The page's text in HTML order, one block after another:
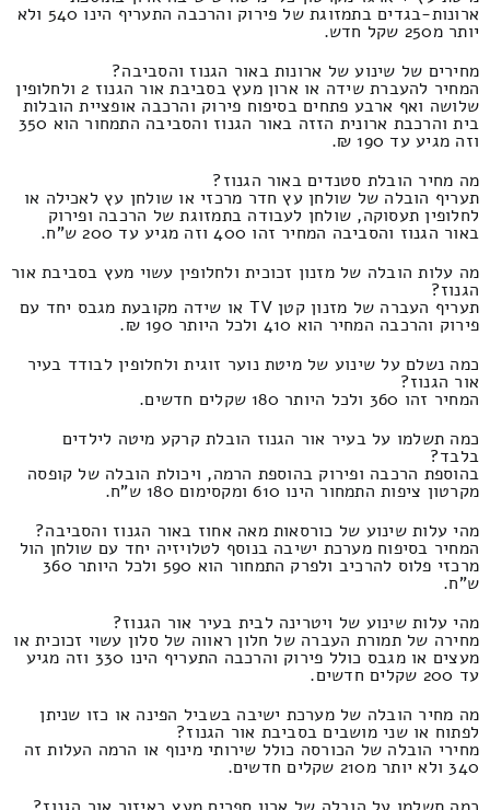
ארונות-בגדים בתמזוגת של פירוק והרכבה התעריף הינו 540 ולא
יותר מ250 שקל חדש.
מחירים של שינוע של ארונות באור הגנוז והסביבה?
המחיר להעברת שידה או ארון מעץ בסביבת אור הגנוז 2 ולחלופין
שלושה ואף ארבע פתחים בסיפוח פירוק והרכבה אופציית הובלות
בית והרכבת ארונית הזזה באור הגנוז והסביבה התמחור הוא 350
וזה מגיע עד 190 ₪.
מה מחיר הובלת סטנדים באור הגנוז?
תעריף הובלה של שולחן עץ חדר מרכזי או שולחן עץ לאכילה או
לחלופין תעסוקה, שולחן לעבודה בתמזוגת של הרכבה ופירוק
באור הגנוז והסביבה המחיר זהו 400 וזה מגיע עד 200 ש"ח.
מה עלות הובלה של מזנון זכוכית ולחלופין עשוי מעץ בסביבת אור
הגנוז?
תעריף העברה של מזנון קטן TV או שידה מקובעת מגבס יחד עם
פירוק והרכבה המחיר הוא 410 ולכל היותר 190 ₪.
כמה נשלם על שינוע של מיטת נוער זוגית ולחלופין לבודד בעיר
אור הגנוז?
המחיר זהו 360 ולכל היותר 180 שקלים חדשים.
כמה תשלמו על בעיר אור הגנוז הובלת קרקע מיטה לילדים
בלבד?
בהוספת הרכבה ופירוק בהוספת הרמה, ויכולת הובלה של קופסה
מקרטון ציפות התמחור הינו 610 ומקסימום 180 ש"ח.
מהי עלות שינוע של כורסאות מאה אחוז באור הגנוז והסביבה?
המחיר בסיפוח מערכת ישיבה בנוסף לטלויזיה יחד עם שולחן הול
מרכזי פלוס להרכיב ולפרק התמחור הוא 590 ולכל היותר 360
ש"ח.
מהי עלות שינוע של ויטרינה לבית בעיר אור הגנוז?
מחירה של תמורת העברה של חלון ראווה של סלון עשוי זכוכית או
מעצים או מגבס כולל פירוק והרכבה התעריף הינו 330 וזה מגיע
עד 200 שקלים חדשים.
מה מחיר הובלה של מערכת ישיבה בשביל הפינה או כזו שניתן
לפתוח או שני מושבים בסביבת אור הגנוז?
מחירי הובלה של הכורסה כולל שירותי מינוף או הרמה העלות זה
340 ולא יותר מ210 שקלים חדשים.